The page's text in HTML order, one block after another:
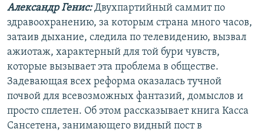
поиску
КАВКАЗ.РЕАЛИИ
СЕВЕР.РЕАЛИИ
СИБИРЬ.РЕАЛИИ
РАСПИСАНИЕ ВЕЩАНИЯ
ПОДПИШИТЕСЬ НА РАССЫЛКУ
СОЦИАЛЬНЫЕ СЕТИ
Александр Генис:Двухпартийный саммит по
здравоохранению, за которым страна много часов,
затаив дыхание, следила по телевидению, вызвал
ажиотаж, характерный для той бури чувств,
которые вызывает эта проблема в обществе.
Задевающая всех реформа оказалась тучной
почвой для всевозможных фантазий, домыслов и
просто сплетен. Об этом рассказывает книга Касса
Сансетена, занимающего видный пост в